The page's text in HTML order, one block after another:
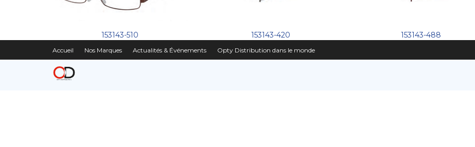
153143-510 153143-420 153143-488
Accueil Nos Marques Actualités & Événements Opty Distribution dans le monde